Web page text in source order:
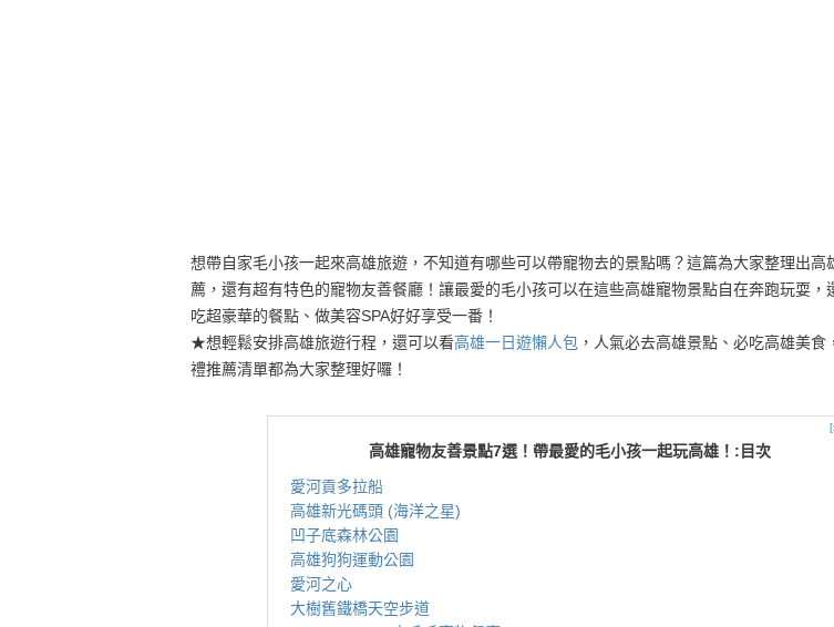
想帶自家毛小孩一起來高雄旅遊，不知道有哪些可以帶寵物去的景點嗎？這篇為大家整理出高
薦，還有超有特色的寵物友善餐廳！讓最愛的毛小孩可以在這些高雄寵物景點自在奔跑玩耍，
吃超豪華的餐點、做美容SPA好好享受一番！
★想輕鬆安排高雄旅遊行程，還可以看高雄一日遊懶人包 ，人氣必去高雄景點、必吃高雄美食
禮推薦清單都為大家整理好囉！
高雄寵物友善景點7選！帶最愛的毛小孩一起玩高雄！:目次
愛河貢多拉船
高雄新光碼頭 (海洋之星)
凹子底森林公園
高雄狗狗運動公園
愛河之心
大樹舊鐵橋天空步道